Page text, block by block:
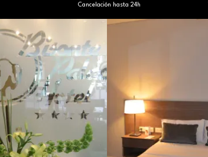
Cancelación hasta 24h